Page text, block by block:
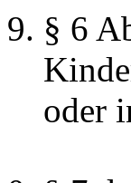
§ 6
oder